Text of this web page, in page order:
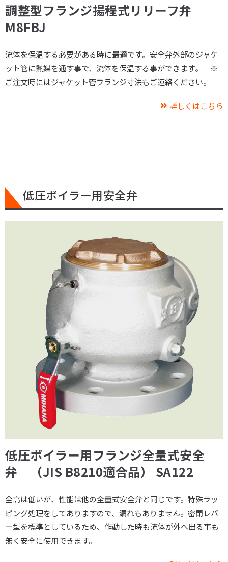
調整型フランジ揚程式リリーフ弁
M8FBJ
流体を保温する必要がある時に最適です。安全弁外部のジャケ
ット管に熱媒を通す事で、流体を保温する事ができます。 ※
ご注文時にはジャケット管フランジ寸法もご連絡ください。
詳しくはこちら
低圧ボイラー用安全弁
低圧ボイラー用フランジ全量式安全
弁 （JIS B8210適合品） SA122
全高は低いが、性能は他の全量式安全弁と同じです。特殊ラッ
ピング処理をしてありますので、漏れもありません。密閉レバ
ー型を標準としているため、作動した時も流体が外へ出る事も
無く安全に使用できます。